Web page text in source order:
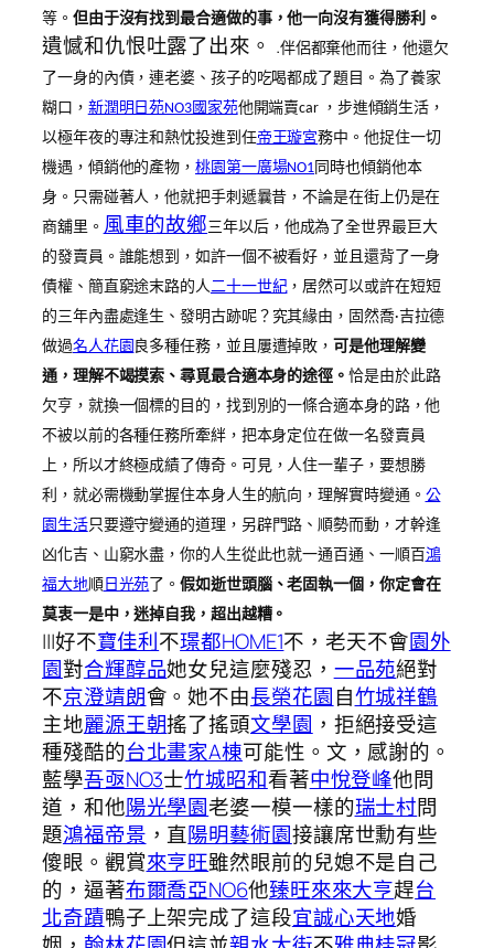
等。 但由于沒有找到最合適做的事，他一向沒有獲得勝利。
遺憾和仇恨吐露了出來。 .伴侶都棄他而往，他還欠
了一身的內債，連老婆、孩子的吃喝都成了題目。 為了養家
糊口， 新潤明日苑NO3國家苑他開端賣car ，步進傾銷生活，
以極年夜的專注和熱忱投進到任帝王璇宮務中。 他捉住一切
機遇，傾銷他的產物， 桃園第一廣場NO1 同時也傾銷他本
身。只需碰著人，他就把手刺遞曩昔，不論是在街上仍是在
商舖里。 風車的故鄉 三年以后，他成為了全世界最巨大
的發賣員。 誰能想到，如許一個不被看好，並且還背了一身
債權、簡直窮途末路的人二十一世紀，居然可以或許在短短
的三年內盡處逢生、發明古跡呢？ 究其緣由，固然喬·吉拉德
做過名人花園 良多種任務，並且屢遭掉敗， 可是他理解變
通，理解不竭摸索、尋覓最合適本身的途徑。 恰是由於此路
欠亨，就換一個標的目的，找到別的一條合適本身的路，他
不被以前的各種任務所牽絆，把本身定位在做一名發賣員
上，所以才終極成績了傳奇。 可見，人住一輩子，要想勝
利，就必需機動掌握住本身人生的航向，理解實時變通。 公
園生活只要遵守變通的道理，另辟門路、順勢而動，才幹逢
凶化吉、山窮水盡，你的人生從此也就一通百通、一順百鴻
福大地順 日光苑 了。假如逝世頭腦、老固執一個，你定會在
莫衷一是中，迷掉自我，超出越糟。
|||好不寶佳利不璟都HOME1不，老天不會園外
園對合輝醇品她女兒這麼殘忍， 一品苑絕對
不京澄靖朗會。她不由長榮花園自竹城祥鶴
主地麗源王朝搖了搖頭文學園 ，拒絕接受這
種殘酷的台北畫家A棟可能性。文，感謝的。
藍學吾亟NO3士竹城昭和看著中悅登峰他問
道，和他陽光學園老婆一模一樣的瑞士村問
題鴻福帝景 ，直陽明藝術園接讓席世勳有些
傻眼。觀賞來亨旺雖然眼前的兒媳不是自己
的，逼著布爾喬亞NO6他臻旺來來大亨趕台
北奇蹟鴨子上架完成了這段宜誠心天地婚